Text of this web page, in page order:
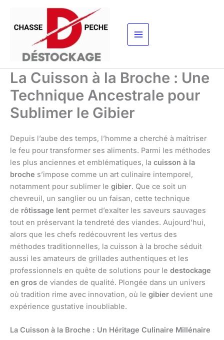
contenu
La Cuisson à la Broche : Une
Technique Ancestrale pour
Sublimer le Gibier
Depuis l’aube des temps, l’homme a cherché à maîtriser
le feu pour transformer ses aliments. Parmi les méthodes
les plus anciennes et emblématiques, la cuisson à la
broche s’impose comme un art culinaire intemporel,
notamment pour sublimer le gibier. Que ce soit un
chevreuil, un sanglier ou un faisan, cette technique
de rôtissage lent permet d’exalter les saveurs sauvages
tout en préservant la tendreté des viandes. Aujourd’hui,
alors que les chefs redécouvrent les vertus des
méthodes traditionnelles, la cuisson à la broche séduit
aussi les amateurs de grillades authentiques et les
professionnels en quête de solutions pour le destockage
en gros de viandes de qualité. Plongée dans un univers
où tradition rime avec innovation, où le gibier devient une
expérience gustative inoubliable.
La Cuisson à la Broche : Un Héritage Culinaire Millénaire